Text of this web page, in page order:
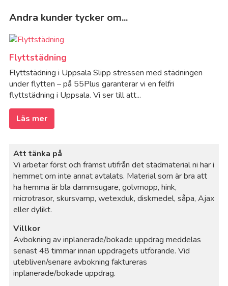
Andra kunder tycker om...
Flyttstädning
Flyttstädning i Uppsala Slipp stressen med städningen
under flytten – på 55Plus garanterar vi en felfri
flyttstädning i Uppsala. Vi ser till att...
Läs mer
Att tänka på
Vi arbetar först och främst utifrån det städmaterial ni har i
hemmet om inte annat avtalats. Material som är bra att
ha hemma är bla dammsugare, golvmopp, hink,
microtrasor, skursvamp, wetexduk, diskmedel, såpa, Ajax
eller dylikt.
Villkor
Avbokning av inplanerade/bokade uppdrag meddelas
senast 48 timmar innan uppdragets utförande. Vid
utebliven/senare avbokning faktureras
inplanerade/bokade uppdrag.